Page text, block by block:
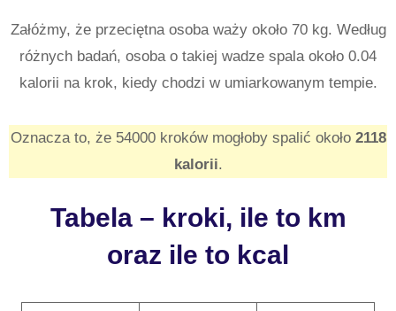
Załóżmy, że przeciętna osoba waży około 70 kg. Według
różnych badań, osoba o takiej wadze spala około 0.04
kalorii na krok, kiedy chodzi w umiarkowanym tempie.
Oznacza to, że 54000 kroków mogłoby spalić około 2118
kalorii.
Tabela – kroki, ile to km
oraz ile to kcal